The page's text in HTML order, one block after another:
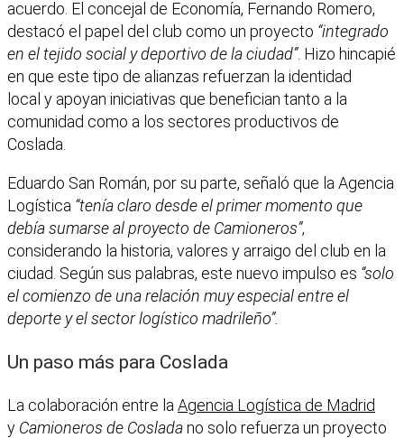
acuerdo. El concejal de Economía, Fernando Romero,
destacó el papel del club como un proyecto “integrado
en el tejido social y deportivo de la ciudad”. Hizo hincapié
en que este tipo de alianzas refuerzan la identidad
local y apoyan iniciativas que benefician tanto a la
comunidad como a los sectores productivos de
Coslada.
Eduardo San Román, por su parte, señaló que la Agencia
Logística “tenía claro desde el primer momento que
debía sumarse al proyecto de Camioneros”,
considerando la historia, valores y arraigo del club en la
ciudad. Según sus palabras, este nuevo impulso es “solo
el comienzo de una relación muy especial entre el
deporte y el sector logístico madrileño”.
Un paso más para Coslada
La colaboración entre la Agencia Logística de Madrid
y Camioneros de Cosladano solo refuerza un proyecto